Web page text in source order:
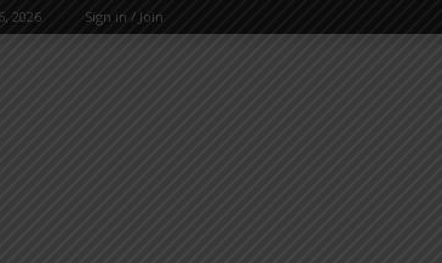
2026 Sign in / Join